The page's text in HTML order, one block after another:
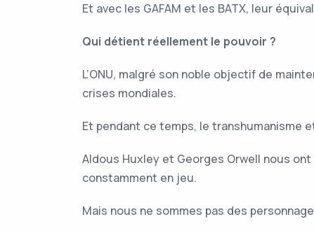
Et avec les GAFAM et les BATX, leur
Qui détient réellement le pouvoir ?
L’ONU, malgré son noble objectif de
crises mondiales.
Et pendant ce temps, le transhumanisme
Aldous Huxley et Georges Orwell nous
constamment en jeu.
Mais nous ne sommes pas des